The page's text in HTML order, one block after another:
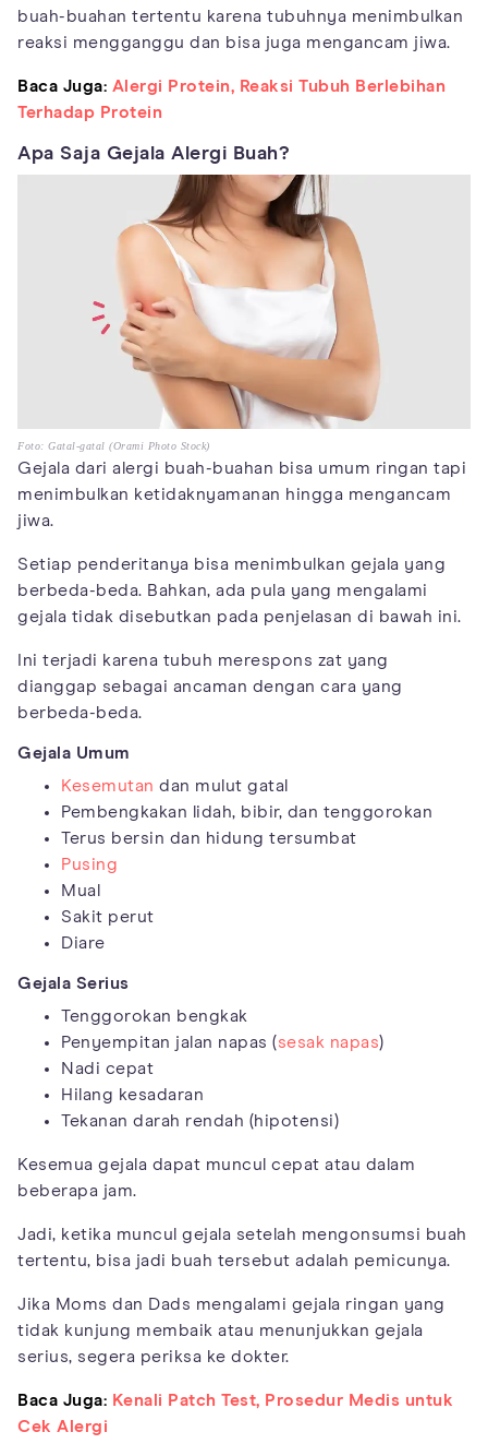
buah-buahan tertentu karena tubuhnya menimbulkan
reaksi mengganggu dan bisa juga mengancam jiwa.
Baca Juga: Alergi Protein, Reaksi Tubuh Berlebihan
Terhadap Protein
Apa Saja Gejala Alergi Buah?
Foto: Gatal-gatal (Orami Photo Stock)
Gejala dari alergi buah-buahan bisa umum ringan tapi
menimbulkan ketidaknyamanan hingga mengancam
jiwa.
Setiap penderitanya bisa menimbulkan gejala yang
berbeda-beda. Bahkan, ada pula yang mengalami
gejala tidak disebutkan pada penjelasan di bawah ini.
Ini terjadi karena tubuh merespons zat yang
dianggap sebagai ancaman dengan cara yang
berbeda-beda.
Gejala Umum
Kesemutan dan mulut gatal
Pembengkakan lidah, bibir, dan tenggorokan
Terus bersin dan hidung tersumbat
Pusing
Mual
Sakit perut
Diare
Gejala Serius
Tenggorokan bengkak
Penyempitan jalan napas (sesak napas)
Nadi cepat
Hilang kesadaran
Tekanan darah rendah (hipotensi)
Kesemua gejala dapat muncul cepat atau dalam
beberapa jam.
Jadi, ketika muncul gejala setelah mengonsumsi buah
tertentu, bisa jadi buah tersebut adalah pemicunya.
Jika Moms dan Dads mengalami gejala ringan yang
tidak kunjung membaik atau menunjukkan gejala
serius, segera periksa ke dokter.
Baca Juga: Kenali Patch Test, Prosedur Medis untuk
Cek Alergi